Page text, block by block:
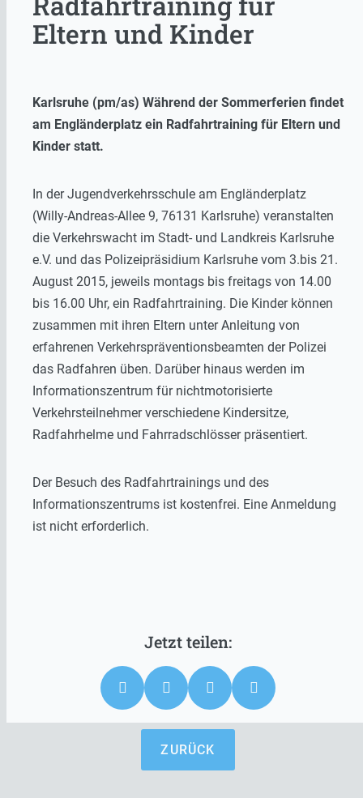
Eltern und Kinder
Karlsruhe (pm/as) Während der Sommerferien findet
am Engländerplatz ein Radfahrtraining für Eltern und
Kinder statt.
In der Jugendverkehrsschule am Engländerplatz
(Willy-Andreas-Allee 9, 76131 Karlsruhe) veranstalten
die Verkehrswacht im Stadt- und Landkreis Karlsruhe
e.V. und das Polizeipräsidium Karlsruhe vom 3.bis 21.
August 2015, jeweils montags bis freitags von 14.00
bis 16.00 Uhr, ein Radfahrtraining. Die Kinder können
zusammen mit ihren Eltern unter Anleitung von
erfahrenen Verkehrspräventionsbeamten der Polizei
das Radfahren üben. Darüber hinaus werden im
Informationszentrum für nichtmotorisierte
Verkehrsteilnehmer verschiedene Kindersitze,
Radfahrhelme und Fahrradschlösser präsentiert.
Der Besuch des Radfahrtrainings und des
Informationszentrums ist kostenfrei. Eine Anmeldung
ist nicht erforderlich.
ZURÜCK